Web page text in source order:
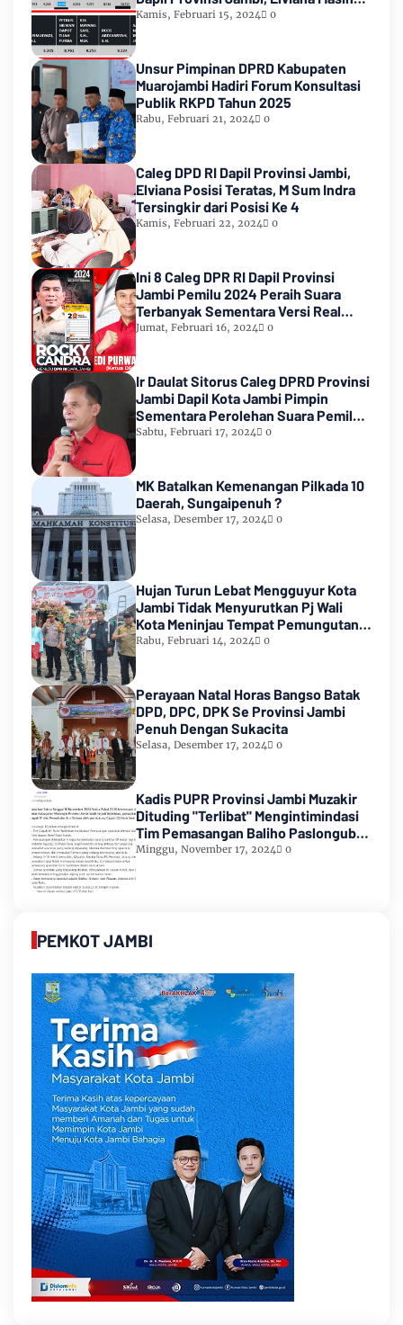
Urutan Kedua Teratas
Kamis, Februari 15, 2024 0
Unsur Pimpinan DPRD Kabupaten
Muarojambi Hadiri Forum Konsultasi
Publik RKPD Tahun 2025
Rabu, Februari 21, 2024 0
Caleg DPD RI Dapil Provinsi Jambi,
Elviana Posisi Teratas, M Sum Indra
Tersingkir dari Posisi Ke 4
Kamis, Februari 22, 2024 0
Ini 8 Caleg DPR RI Dapil Provinsi
Jambi Pemilu 2024 Peraih Suara
Terbanyak Sementara Versi Real
Count KPU RI
Jumat, Februari 16, 2024 0
Ir Daulat Sitorus Caleg DPRD Provinsi
Jambi Dapil Kota Jambi Pimpin
Sementara Perolehan Suara Pemilu
2024
Sabtu, Februari 17, 2024 0
MK Batalkan Kemenangan Pilkada 10
Daerah, Sungaipenuh ?
Selasa, Desember 17, 2024 0
Hujan Turun Lebat Mengguyur Kota
Jambi Tidak Menyurutkan Pj Wali
Kota Meninjau Tempat Pemungutan
Suara Pemilu 2024
Rabu, Februari 14, 2024 0
Perayaan Natal Horas Bangso Batak
DPD, DPC, DPK Se Provinsi Jambi
Penuh Dengan Sukacita
Selasa, Desember 17, 2024 0
Kadis PUPR Provinsi Jambi Muzakir
Dituding "Terlibat" Mengintimindasi
Tim Pemasangan Baliho Paslongub
Romi-Sudirman
Minggu, November 17, 2024 0
PEMKOT JAMBI